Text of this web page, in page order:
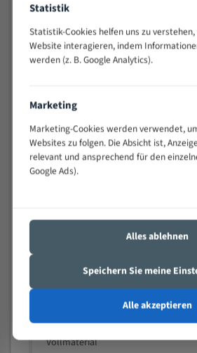
Widerstandsfähig gegen
schwierigen Werkstücken
wechselnde Verbindungslängen)
Sehr geringe Vibration
Technische Beschreibung:
Positiver Spanwinkel
Bandkörper aus hochlegiertem
Nichteisenmetalle
Speziell entwickelt für Profile / Rohre
Vollmaterial
Statistik
Statistik-Cookies helfen uns zu
Website interagieren, indem
werden (z. B. Google Analytics).
Marketing
Marketing-Cookies werden verwendet,
Websites zu folgen. Die Absicht ist,
relevant und ansprechend für den
Google Ads).
Alles ablehnen
Speichern Sie meine
Alle akzeptieren